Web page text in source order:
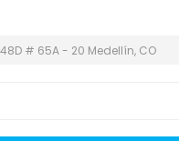
# 65A - 20 Medellín, CO